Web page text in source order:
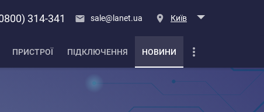
314-341 sale@lanet.ua Київ
ПРИСТРОЇ ПІДКЛЮЧЕННЯ НОВИНИ